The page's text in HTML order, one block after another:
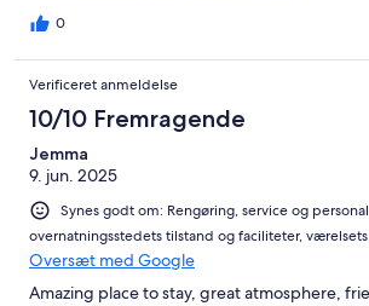
0
Verificeret anmeldelse
10/10 Fremragende
Jemma
9. jun. 2025
Synes godt om: Rengøring, service og
overnatningsstedets tilstand og faciliteter,
Oversæt med Google
Amazing place to stay, great atmosphere,